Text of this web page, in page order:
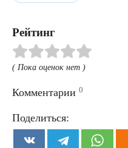
Рейтинг
( Пока оценок нет )
Комментарии 0
Поделиться: